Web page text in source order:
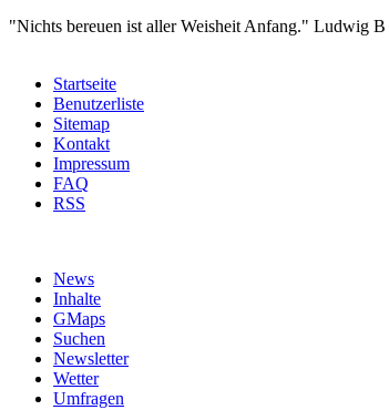
Nichts bereuen ist aller Weisheit Anfang. Ludwig B
Startseite
Benutzerliste
Sitemap
Kontakt
Impressum
FAQ
RSS
News
Inhalte
GMaps
Suchen
Newsletter
Wetter
Umfragen